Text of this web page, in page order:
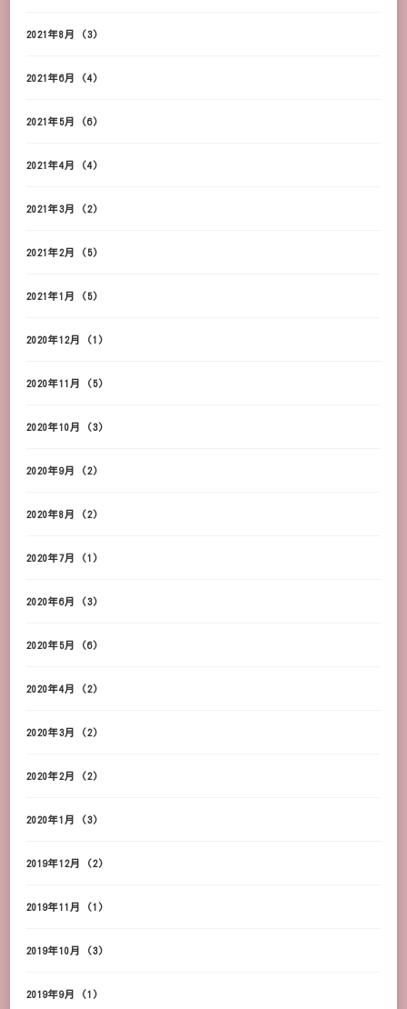
2021年8月 (3)
2021年6月 (4)
2021年5月 (6)
2021年4月 (4)
2021年3月 (2)
2021年2月 (5)
2021年1月 (5)
2020年12月 (1)
2020年11月 (5)
2020年10月 (3)
2020年9月 (2)
2020年8月 (2)
2020年7月 (1)
2020年6月 (3)
2020年5月 (6)
2020年4月 (2)
2020年3月 (2)
2020年2月 (2)
2020年1月 (3)
2019年12月 (2)
2019年11月 (1)
2019年10月 (3)
2019年9月 (1)